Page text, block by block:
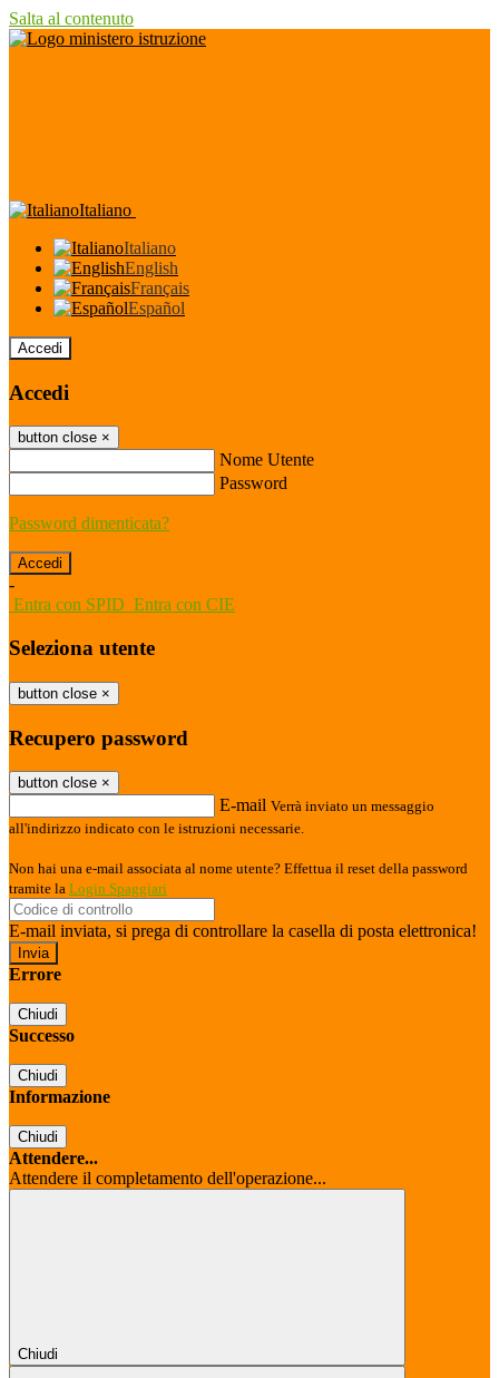
Salta al contenuto
Italiano
Italiano
English
Français
Español
Accedi
Accedi
button close ×
Nome Utente
Password
Password dimenticata?
-
Entra con SPID Entra con CIE
Seleziona utente
button close ×
Recupero password
button close ×
E-mail Verrà inviato un messaggio
all'indirizzo indicato con le istruzioni necessarie.
Non hai una e-mail associata al nome utente? Effettua il reset della password
tramite la Login Spaggiari
E-mail inviata, si prega di controllare la casella di posta elettronica!
Errore
Chiudi
Successo
Chiudi
Informazione
Chiudi
Attendere...
Attendere il completamento dell'operazione...
Chiudi